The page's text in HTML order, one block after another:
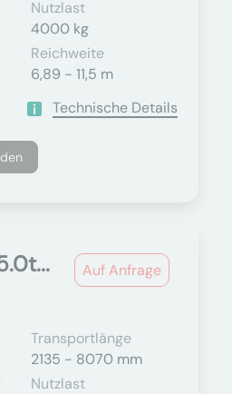
Nutzlast
4000 kg
Reichweite
6,89 - 11,5 m
Technische Details
Auf Anfrage
Transportlänge
2135 - 8070 mm
Nutzlast